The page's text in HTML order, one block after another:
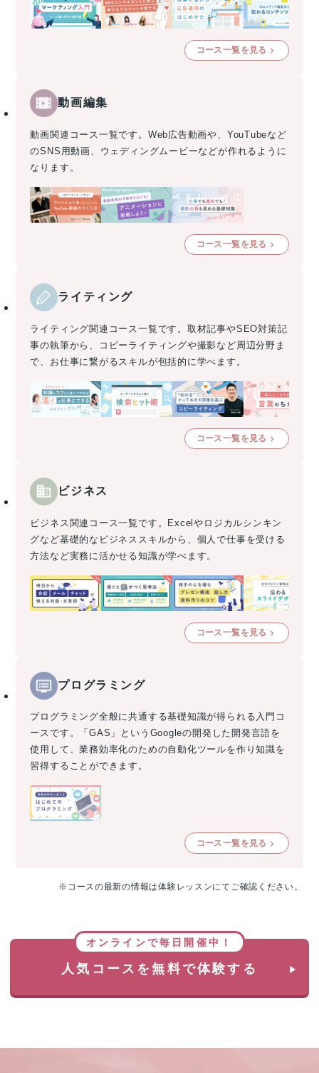
コース一覧を見る
動画編集
動画関連コース一覧です。Web広告動画や、YouTubeなど
のSNS用動画、ウェディングムービーなどが作れるように
なります。
コース一覧を見る
ライティング
ライティング関連コース一覧です。取材記事やSEO対策記
事の執筆から、コピーライティングや撮影など周辺分野ま
で、お仕事に繋がるスキルが包括的に学べます。
コース一覧を見る
ビジネス
ビジネス関連コース一覧です。Excelやロジカルシンキン
グなど基礎的なビジネススキルから、個人で仕事を受ける
方法など実務に活かせる知識が学べます。
コース一覧を見る
プログラミング
プログラミング全般に共通する基礎知識が得られる入門コ
ースです。「GAS」というGoogleの開発した開発言語を
使用して、業務効率化のための自動化ツールを作り知識を
習得することができます。
コース一覧を見る
※コースの最新の情報は体験レッスンにてご確認ください。
オンラインで毎日開催中！
人気コースを無料で体験する